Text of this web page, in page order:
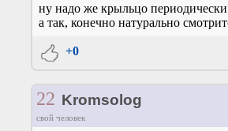
ну надо же крыльцо
а так, конечно натурально
+0
22 Kromsolog
свой человек